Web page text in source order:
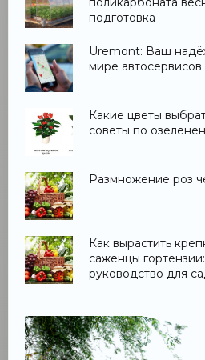
подготовка
Uremont: Ваш
мире автосервисов
Какие цветы
советы по
Размножение роз
Как вырастить
саженцы
руководство для